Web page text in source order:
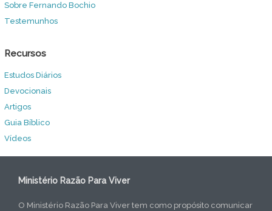
Sobre Fernando Bochio
Testemunhos
Recursos
Estudos Diários
Devocionais
Artigos
Guia Bíblico
Vídeos
Ministério Razão Para Viver
O Ministério Razão Para Viver tem como propósito comunicar